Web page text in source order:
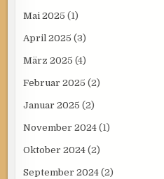
Mai 2025 (1)
April 2025 (3)
März 2025 (4)
Februar 2025 (2)
Januar 2025 (2)
November 2024 (1)
Oktober 2024 (2)
September 2024 (2)